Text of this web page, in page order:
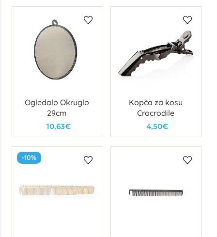
Ogledalo Okruglo
29cm
10,63€
Kopča za kosu
Crocrodile
4,50€
-10%